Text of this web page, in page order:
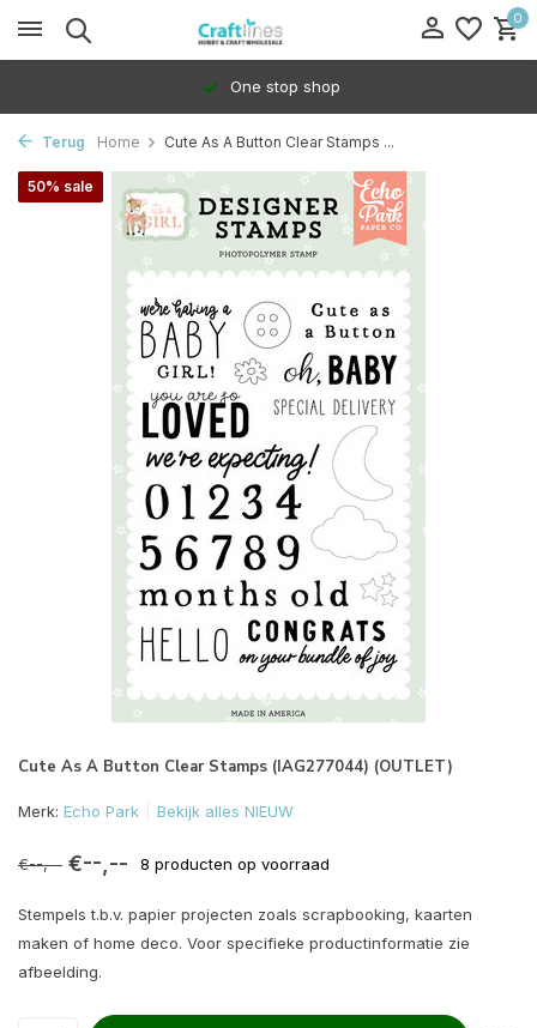
0
One stop shop
Terug Home Cute As A Button Clear Stamps ...
Cute As A Button Clear Stamps (IAG277044) (OUTLET)
50% sale
Merk: Echo Park Bekijk alles NIEUW
€--,-- €--,-- 8 producten op voorraad
Stempels t.b.v. papier projecten zoals scrapbooking, kaarten
maken of home deco. Voor specifieke productinformatie zie
afbeelding.